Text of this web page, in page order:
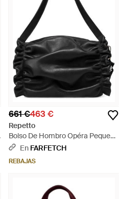
661 €463 €
Repetto
Bolso De Hombro Opéra Pequeño
De Piel De Becerro - Negro
En FARFETCH
REBAJAS